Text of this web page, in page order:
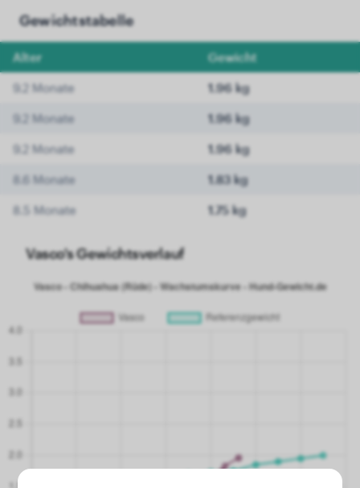
Gewichtstabelle
Alter Gewicht
9.2 Monate 1.96 kg
9.2 Monate 1.96 kg
9.2 Monate 1.96 kg
8.6 Monate 1.83 kg
8.5 Monate 1.75 kg
Vasco's Gewichtsverlauf